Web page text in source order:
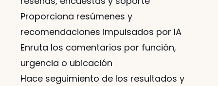
Proporciona resúmenes y
recomendaciones impulsados por IA
Enruta los comentarios por función,
urgencia o ubicación
Hace seguimiento de los resultados y